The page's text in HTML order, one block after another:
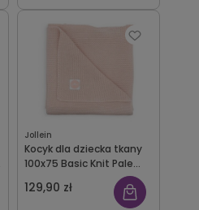
Jollein
Kocyk dla dziecka tkany
100x75 Basic Knit Pale
129,90 zł